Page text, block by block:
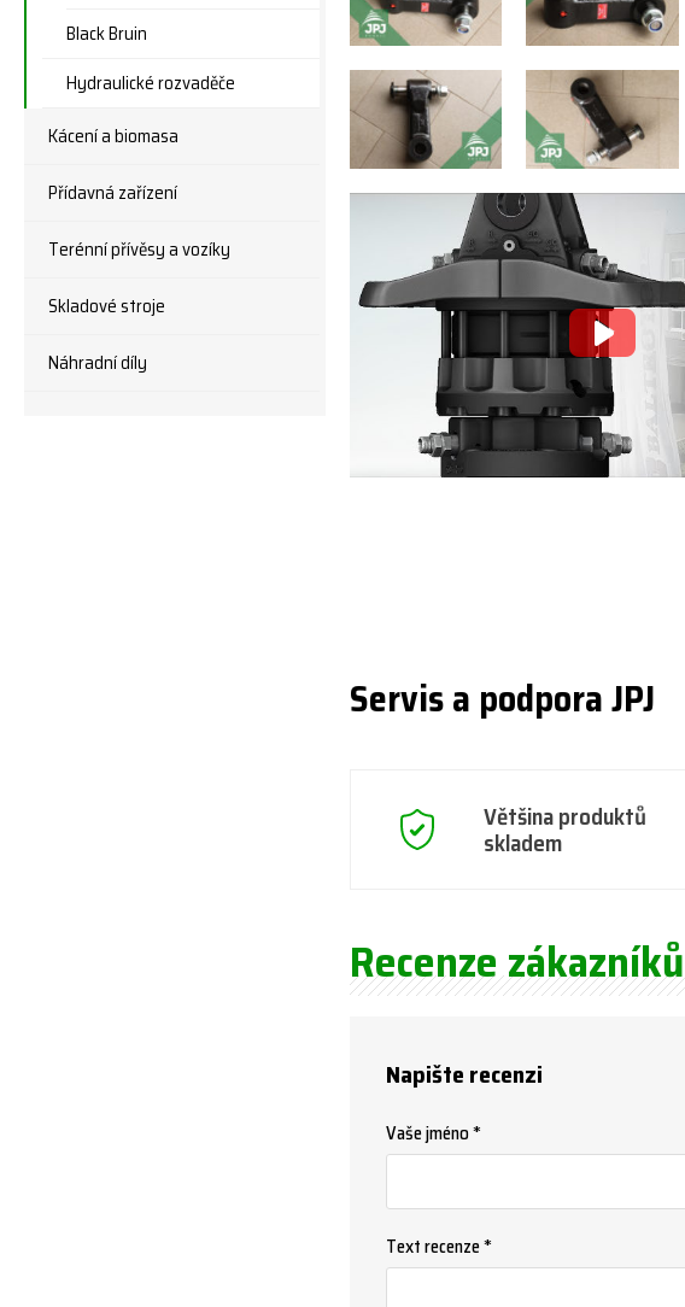
Black Bruin
Hydraulické rozvaděče
Kácení a biomasa
Přídavná zařízení
Terénní přívěsy a vozíky
Skladové stroje
Náhradní díly
Servis a podpora JPJ
Většina produktů
skladem
Recenze zákazníků
Napište recenzi
Vaše jméno *
Text recenze *